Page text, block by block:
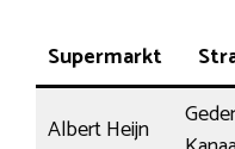
Supermarkt
Albert Heijn